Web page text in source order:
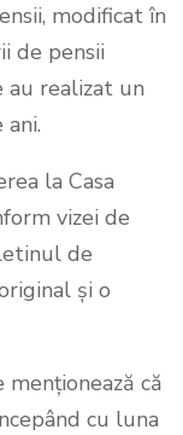
modificat în
de pensii
realizat un
la Casa
vizei de
de
și o
menționează că
cu luna